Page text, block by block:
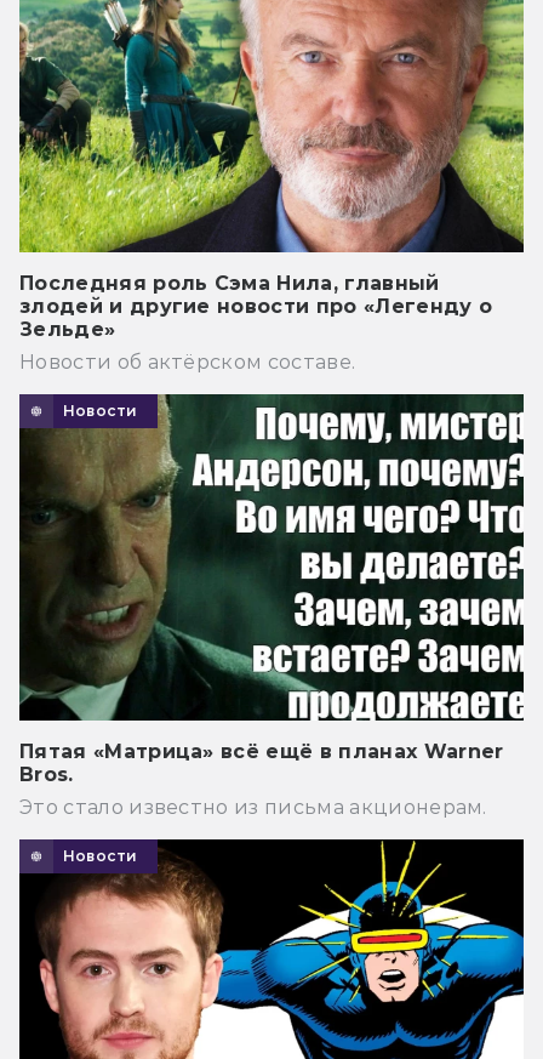
Последняя роль Сэма Нила, главный
злодей и другие новости про «Легенду о
Зельде»
Новости об актёрском составе.
Новости
Пятая «Матрица» всё ещё в планах Warner
Bros.
Это стало известно из письма акционерам.
Новости